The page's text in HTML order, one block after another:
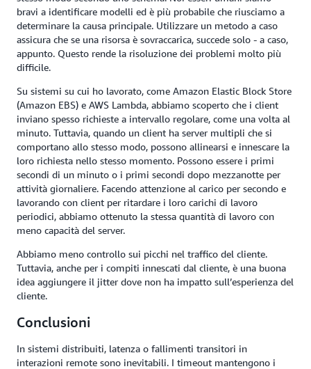
bravi a identificare modelli ed è più probabile che riusciamo a
determinare la causa principale. Utilizzare un metodo a caso
assicura che se una risorsa è sovraccarica, succede solo - a caso,
appunto. Questo rende la risoluzione dei problemi molto più
difficile.
Su sistemi su cui ho lavorato, come Amazon Elastic Block Store
(Amazon EBS) e AWS Lambda, abbiamo scoperto che i client
inviano spesso richieste a intervallo regolare, come una volta al
minuto. Tuttavia, quando un client ha server multipli che si
comportano allo stesso modo, possono allinearsi e innescare la
loro richiesta nello stesso momento. Possono essere i primi
secondi di un minuto o i primi secondi dopo mezzanotte per
attività giornaliere. Facendo attenzione al carico per secondo e
lavorando con client per ritardare i loro carichi di lavoro
periodici, abbiamo ottenuto la stessa quantità di lavoro con
meno capacità del server.
Abbiamo meno controllo sui picchi nel traffico del cliente.
Tuttavia, anche per i compiti innescati dal cliente, è una buona
idea aggiungere il jitter dove non ha impatto sull’esperienza del
cliente.
Conclusioni
In sistemi distribuiti, latenza o fallimenti transitori in
interazioni remote sono inevitabili. I timeout mantengono i